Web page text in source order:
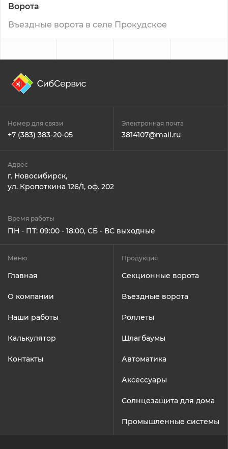
Ворота
Въездные ворота в селе Прокудское
Номер для связи
+7 (383) 383-20-05
Электронная почта
3814107@mail.ru
Адрес
г. Новосибирск,
ул. Кропоткина 126/1, оф. 202
Время работы
ПН - ПТ: 09:00 - 18:00, СБ - ВС выходные
Меню
Главная
О компании
Наши работы
Калькулятор
Контакты
Продукция
Секционные ворота
Въездные ворота
Роллеты
Шлагбаумы
Автоматика
Аксессуары
Солнцезащита для дома
Промышленные системы